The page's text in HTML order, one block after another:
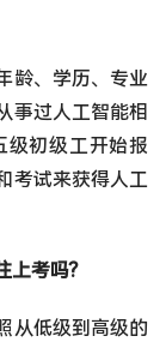
龄、学历、专业
事过人工智能相
级初级工开始报
考试来获得人工
上考吗?
从低级到高级的